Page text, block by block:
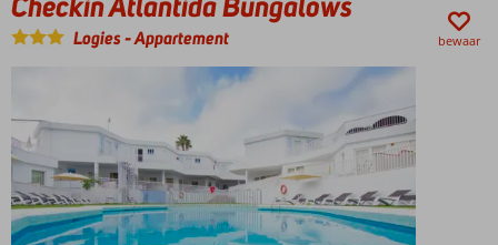
Relaxte
vibe
naar
strand
Halfpension
ook
mogelijk
Logies-Appartement bewaar